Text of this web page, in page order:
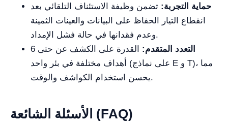
حماية التجربة: تضمن وظيفة الاستئناف التلقائي بعد
انقطاع التيار الحفاظ على البيانات والعينات الثمينة
وعدم فقدانها في حالة فشل الإمداد.
التعدد المتقدم:
القدرة على الكشف عن حتى 6
أهداف مختلفة في بئر واحد (على نماذج E و T)، مما
يحسن استخدام الكواشف والوقت.
الأسئلة الشائعة (FAQ)